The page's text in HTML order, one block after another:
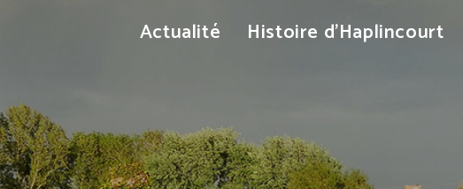
Actualité Histoire d’Haplincourt